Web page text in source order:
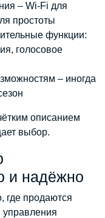
– Wi-Fi для
простоты
функции:
голосовое
– иногда
описанием
выбор.
и надёжно
где продаются
управления